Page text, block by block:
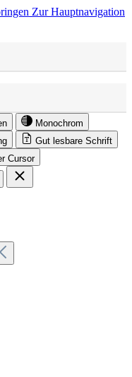
Zur Hauptnavigation
Monochrom
Gut lesbare Schrift
Cursor